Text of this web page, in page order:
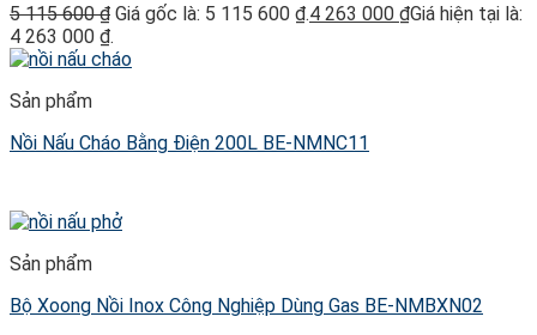
5 115 600₫ Giá gốc là: 5 115 600 ₫.4 263 000 ₫Giá hiện tại là:
4 263 000 ₫.
Sản phẩm
Nồi Nấu Cháo Bằng Điện 200L BE-NMNC11
Sản phẩm
Bộ Xoong Nồi Inox Công Nghiệp Dùng Gas BE-NMBXN02